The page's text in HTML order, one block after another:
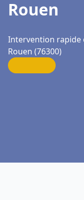
Rouen
Intervention rapide
Rouen (76300)